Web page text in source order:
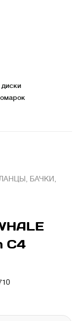
БАЧКИ,
C4